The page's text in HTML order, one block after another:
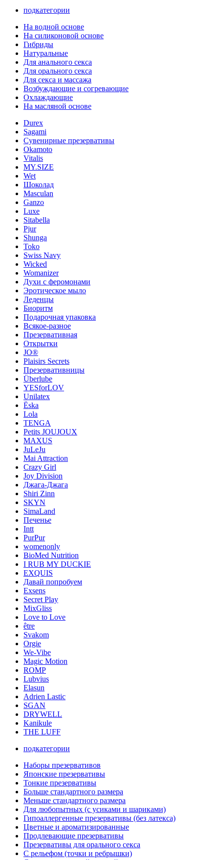
подкатегории
На водной основе
На силиконовой основе
Гибриды
Натуральные
Для анального секса
Для орального секса
Для секса и массажа
Возбуждающие и согревающие
Охлаждающие
На масляной основе
Durex
Sagami
Сувенирные презервативы
Okamoto
Vitalis
MY.SIZE
Wet
Шоколад
Masculan
Ganzo
Luxe
Sitabella
Pjur
Shunga
Toko
Swiss Navy
Wicked
Womanizer
Духи с феромонами
Эротическое мыло
Леденцы
Биоритм
Подарочная упаковка
Всякое-разное
Презервативная
Открытки
JO®
Plaisirs Secrets
Презервативницы
Überlube
YESforLOV
Unilatex
Ёska
Lola
TENGA
Petits JOUJOUX
MAXUS
JuLeJu
Mai Attraction
Crazy Girl
Joy Division
Джага-Джага
Shiri Zinn
SKYN
SimaLand
Печенье
Intt
PurPur
womenonly
BioMed Nutrition
I RUB MY DUCKIE
EXQUIS
Давай попробуем
Exsens
Secret Play
MixGliss
Love to Love
être
Svakom
Orgie
We-Vibe
Magic Motion
ROMP
Lubvius
Elasun
Adrien Lastic
SGAN
DRYWELL
Kanikule
THE LUFF
подкатегории
Наборы презервативов
Японские презервативы
Тонкие презервативы
Больше стандартного размера
Меньше стандартного размера
Для любопытных (с усиками и шариками)
Гипоаллергенные презервативы (без латекса)
Цветные и ароматизированные
Продлевающие презервативы
Презервативы для орального секса
С рельефом (точки и ребрышки)